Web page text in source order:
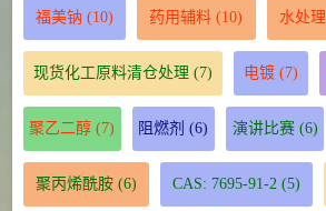
福美钠 (10) 药用辅料 (10) 水处理
现货化工原料清仓处理 (7) 电镀 (7)
聚乙二醇 (7) 阻燃剂 (6) 演讲比赛(6)
聚丙烯酰胺(6) CAS: 7695-91-2 (5)